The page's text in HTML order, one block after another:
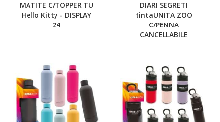
MATITE C/TOPPER TU
Hello Kitty - DISPLAY
24
DIARI SEGRETI
tintaUNITA ZOO
C/PENNA
CANCELLABILE